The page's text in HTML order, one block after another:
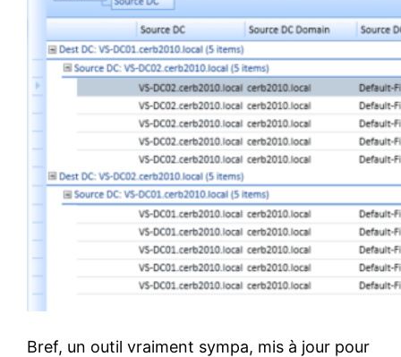
Bref, un outil vraiment sympa, mis à jour pour